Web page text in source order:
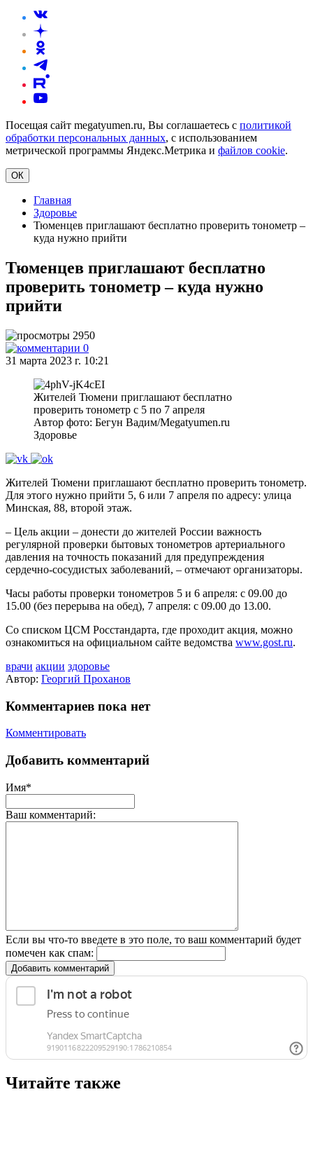
Посещая сайт megatyumen.ru, Вы соглашаетесь с политикой
обработки персональных данных, с использованием
метрической программы Яндекс.Метрика и файлов cookie.
ОК
Главная
Здоровье
Тюменцев приглашают бесплатно проверить тонометр –
куда нужно прийти
Тюменцев приглашают бесплатно
проверить тонометр – куда нужно
прийти
2950
0
31 марта 2023 г. 10:21
Жителей Тюмени приглашают бесплатно
проверить тонометр с 5 по 7 апреля
Автор фото: Бегун Вадим/Megatyumen.ru
Здоровье
Жителей Тюмени приглашают бесплатно проверить тонометр.
Для этого нужно прийти 5, 6 или 7 апреля по адресу: улица
Минская, 88, второй этаж.
– Цель акции – донести до жителей России важность
регулярной проверки бытовых тонометров артериального
давления на точность показаний для предупреждения
сердечно-сосудистых заболеваний, – отмечают организаторы.
Часы работы проверки тонометров 5 и 6 апреля: с 09.00 до
15.00 (без перерыва на обед), 7 апреля: с 09.00 до 13.00.
Со списком ЦСМ Росстандарта, где проходит акция, можно
ознакомиться на официальном сайте ведомства www.gost.ru.
врачи акции здоровье
Автор: Георгий Проханов
Комментариев пока нет
Комментировать
Добавить комментарий
Имя*
Ваш комментарий:
Если вы что-то введете в это поле, то ваш комментарий будет
помечен как спам:
Добавить комментарий
Читайте также